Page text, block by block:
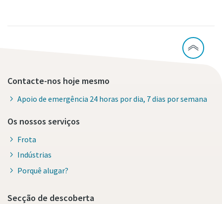
Contacte-nos hoje mesmo
Apoio de emergência 24 horas por dia, 7 dias por semana
Os nossos serviços
Frota
Indústrias
Porquê alugar?
Secção de descoberta